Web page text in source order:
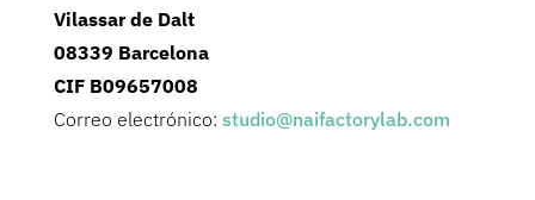
Vilassar de Dalt
08339 Barcelona
CIF B09657008
Correo electrónico: studio@naifactorylab.com